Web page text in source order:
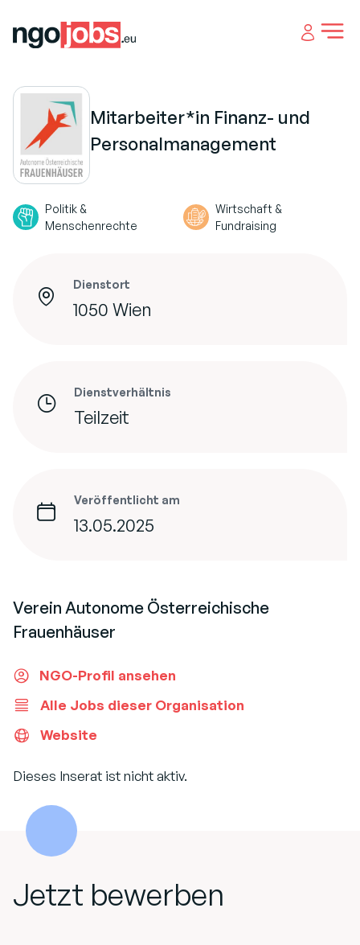
Open
Mitarbeiter*in Finanz- und
Personalmanagement
Politik &
Menschenrechte
Wirtschaft &
Fundraising
Dienstort
1050 Wien
Dienstverhältnis
Teilzeit
Veröffentlicht am
13.05.2025
Verein Autonome Österreichische
Frauenhäuser
NGO-Profil ansehen
Alle Jobs dieser Organisation
Website
Dieses Inserat ist nicht aktiv.
Jetzt bewerben